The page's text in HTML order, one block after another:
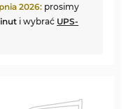
2026: prosimy
i wybrać UPS-